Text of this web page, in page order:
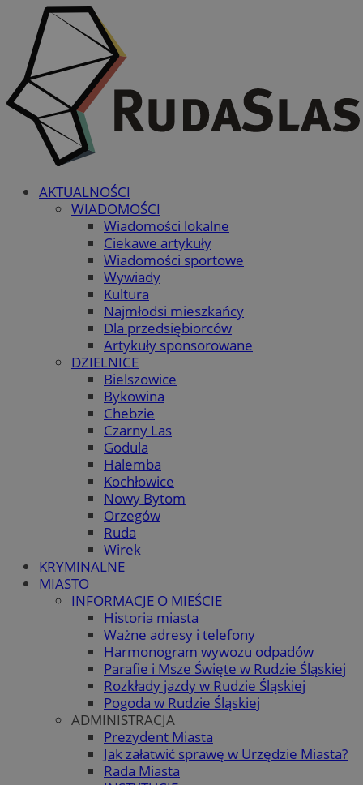
AKTUALNOŚCI
WIADOMOŚCI
Wiadomości lokalne
Ciekawe artykuły
Wiadomości sportowe
Wywiady
Kultura
Najmłodsi mieszkańcy
Dla przedsiębiorców
Artykuły sponsorowane
DZIELNICE
Bielszowice
Bykowina
Chebzie
Czarny Las
Godula
Halemba
Kochłowice
Nowy Bytom
Orzegów
Ruda
Wirek
KRYMINALNE
MIASTO
INFORMACJE O MIEŚCIE
Historia miasta
Ważne adresy i telefony
Harmonogram wywozu odpadów
Parafie i Msze Święte w Rudzie Śląskiej
Rozkłady jazdy w Rudzie Śląskiej
Pogoda w Rudzie Śląskiej
ADMINISTRACJA
Prezydent Miasta
Jak załatwić sprawę w Urzędzie Miasta?
Rada Miasta